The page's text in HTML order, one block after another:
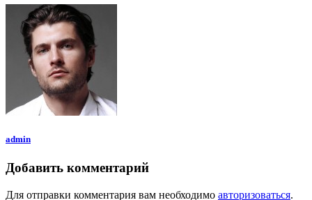
admin
Добавить комментарий
Для отправки комментария вам необходимо авторизоваться.